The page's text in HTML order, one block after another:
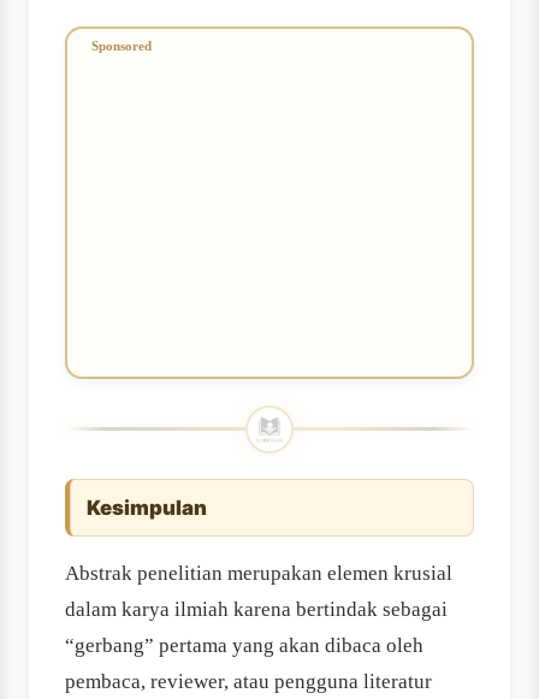
Kesimpulan
Abstrak penelitian merupakan elemen krusial
dalam karya ilmiah karena bertindak sebagai
“gerbang” pertama yang akan dibaca oleh
pembaca, reviewer, atau pengguna literatur